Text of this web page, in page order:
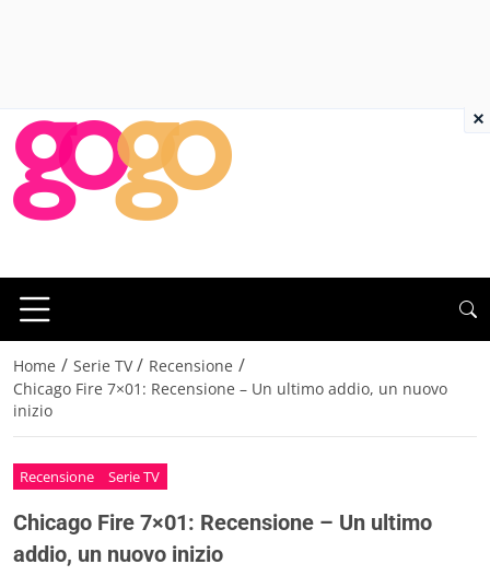
Home / Serie TV / Recensione /
Chicago Fire 7×01: Recensione – Un ultimo addio, un nuovo
inizio
Recensione Serie TV
Chicago Fire 7×01: Recensione – Un ultimo
addio, un nuovo inizio
×